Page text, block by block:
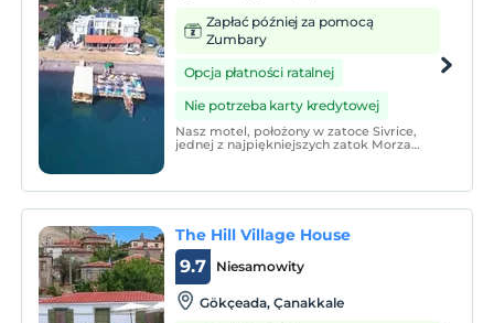
Zapłać później za pomocą
Zumbary
Opcja płatności ratalnej
Nie potrzeba karty kredytowej
Nasz motel, położony w zatoce Sivrice,
jednej z najpiękniejszych zatok Morza
The Hill Village House
Niesamowity
9.7
Gökçeada‎, Çanakkale